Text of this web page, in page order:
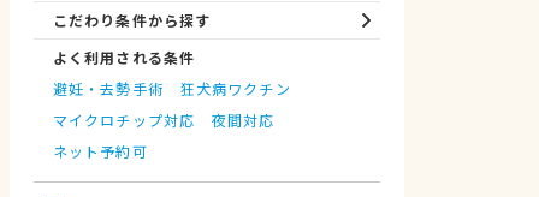
こだわり条件から探す
よく利用される条件
避妊・去勢手術
狂犬病ワクチン
マイクロチップ対応
夜間対応
ネット予約可